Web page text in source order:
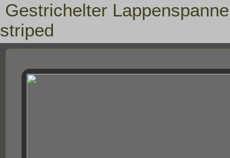
Gestrichelter
striped